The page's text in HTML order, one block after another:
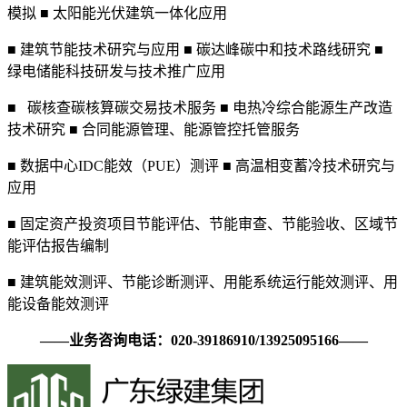
模拟 ■ 太阳能光伏建筑一体化应用
■ 建筑节能技术研究与应用 ■ 碳达峰碳中和技术路线研究 ■
绿电储能科技研发与技术推广应用
■ 碳核查碳核算碳交易技术服务 ■ 电热冷综合能源生产改造
技术研究 ■ 合同能源管理、能源管控托管服务
■ 数据中心IDC能效（PUE）测评 ■ 高温相变蓄冷技术研究与
应用
■ 固定资产投资项目节能评估、节能审查、节能验收、区域节
能评估报告编制
■ 建筑能效测评、节能诊断测评、用能系统运行能效测评、用
能设备能效测评
——业务咨询电话：020-39186910/13925095166——